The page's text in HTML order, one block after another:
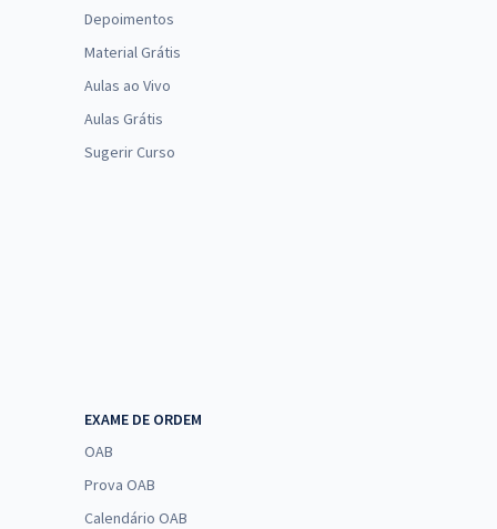
Depoimentos
Material Grátis
Aulas ao Vivo
Aulas Grátis
Sugerir Curso
EXAME DE ORDEM
OAB
Prova OAB
Calendário OAB